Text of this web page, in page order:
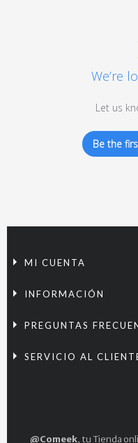
We’re
Let us
Be the
MI CUENTA
INFORMACIÓN
PREGUNTAS
SERVICIO AL
@Comeek, tu Tienda